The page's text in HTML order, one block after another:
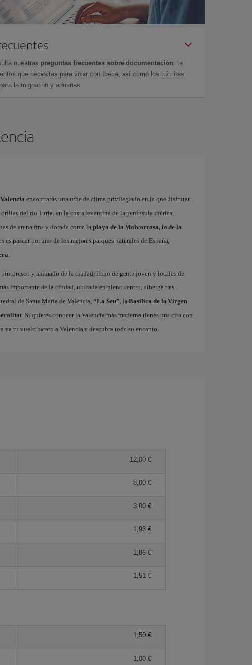
nuestras preguntas frecuentes sobre documentación: te
que necesitas para volar con Iberia, así como los trámites
la migración y aduanas.
encontrarás una urbe de clima privilegiado en la que disfrutar
del río Turia, en la costa levantina de la península ibérica,
de arena fina y dorada como la playa de la Malvarrosa, la de la
es pasear por uno de los mejores parques naturales de España,
.
y animado de la ciudad, lleno de gente joven y locales de
importante de la ciudad, ubicada en pleno centro, alberga tres
de Santa María de Valencia,“La Seu”, la Basílica de la Virgen
. Si quieres conocer la Valencia más moderna tienes una cita con
ya tu vuelo barato a Valencia y descubre todo su encanto.
12,00 €
8,00 €
3,00 €
1,93 €
1,86 €
1,51 €
1,50 €
1,00 €